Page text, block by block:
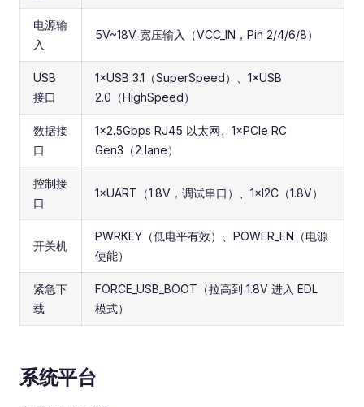
电源输
入
5V~18V 宽压输入（VCC_IN，Pin 2/4/6/8）
USB
接口
1×USB 3.1（SuperSpeed）、1×USB
2.0（HighSpeed）
数据接
口
1×2.5Gbps RJ45 以太网、1×PCIe RC
Gen3（2 lane）
控制接
口
1×UART（1.8V，调试串口）、1×I2C（1.8V）
开关机
PWRKEY（低电平有效）、POWER_EN（电源
使能）
紧急下
载
FORCE_USB_BOOT（拉高到 1.8V 进入 EDL
模式）
系统平台